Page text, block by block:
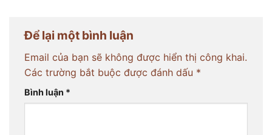
Để lại một bình luận
Email của bạn sẽ không được hiển thị công khai.
Các trường bắt buộc được đánh dấu *
Bình luận *